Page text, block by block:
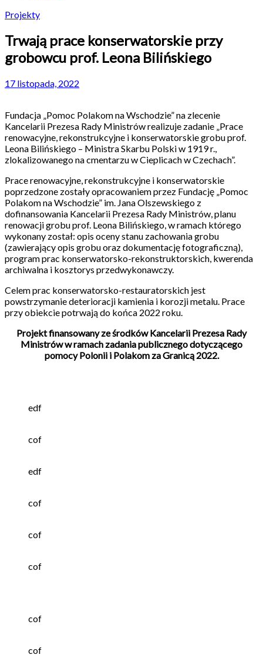
Projekty
Trwają prace konserwatorskie przy
grobowcu prof. Leona Bilińskiego
17 listopada, 2022
Fundacja „Pomoc Polakom na Wschodzie” na zlecenie
Kancelarii Prezesa Rady Ministrów realizuje zadanie „Prace
renowacyjne, rekonstrukcyjne i konserwatorskie grobu prof.
Leona Bilińskiego – Ministra Skarbu Polski w 1919 r.,
zlokalizowanego na cmentarzu w Cieplicach w Czechach”.
Prace renowacyjne, rekonstrukcyjne i konserwatorskie
poprzedzone zostały opracowaniem przez Fundację „Pomoc
Polakom na Wschodzie” im. Jana Olszewskiego z
dofinansowania Kancelarii Prezesa Rady Ministrów, planu
renowacji grobu prof. Leona Bilińskiego, w ramach którego
wykonany został: opis oceny stanu zachowania grobu
(zawierający opis grobu oraz dokumentację fotograficzną),
program prac konserwatorsko-rekonstruktorskich, kwerenda
archiwalna i kosztorys przedwykonawczy.
Celem prac konserwatorsko-restauratorskich jest
powstrzymanie deterioracji kamienia i korozji metalu. Prace
przy obiekcie potrwają do końca 2022 roku.
Projekt finansowany ze środków Kancelarii Prezesa Rady
Ministrów w ramach zadania publicznego dotyczącego
pomocy Polonii i Polakom za Granicą 2022.
edf
cof
edf
cof
cof
cof
cof
cof